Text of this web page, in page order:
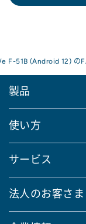
F-51B (Android 12) の
製品
使い方
サービス
法人のお客さま